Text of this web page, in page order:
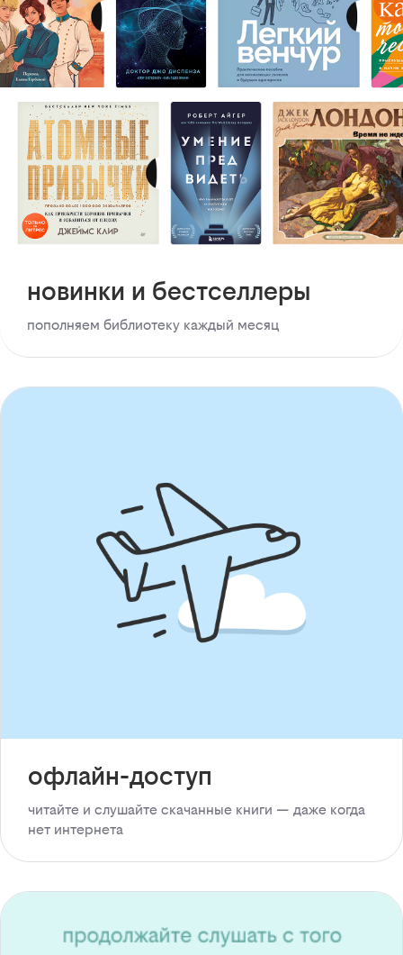
новинки и бестселлеры
пополняем библиотеку каждый месяц
офлайн-доступ
читайте и слушайте скачанные книги — даже когда
нет интернета